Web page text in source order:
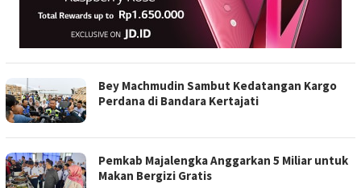
Bey Machmudin Sambut Kedatangan Kargo
Perdana di Bandara Kertajati
Pemkab Majalengka Anggarkan 5 Miliar untuk
Makan Bergizi Gratis